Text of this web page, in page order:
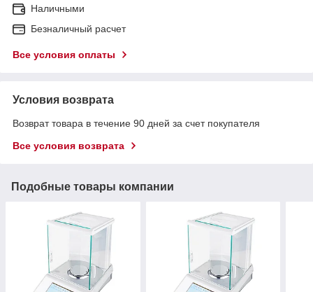
Наличными
Безналичный расчет
Все условия оплаты
Условия возврата
Возврат товара в течение 90 дней за счет покупателя
Все условия возврата
Подобные товары компании